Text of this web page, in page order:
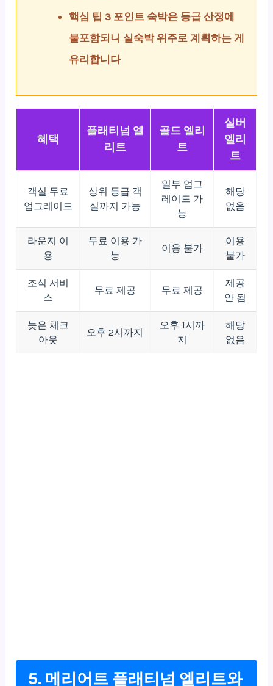
핵심 팁 3 포인트 숙박은 등급 산정에
불포함되니 실숙박 위주로 계획하는 게
유리합니다
혜택
플래티넘 엘
리트
골드 엘리
트
실버
엘리
트
객실 무료
업그레이드
상위 등급 객
실까지 가능
일부 업그
레이드 가
능
해당
없음
라운지 이
용
무료 이용 가
능
이용 불가
이용
불가
조식 서비
스
무료 제공 무료 제공
제공
안 됨
늦은 체크
아웃
오후 2시까지
오후 1시까
지
해당
없음
5. 메리어트 플래티넘 엘리트와